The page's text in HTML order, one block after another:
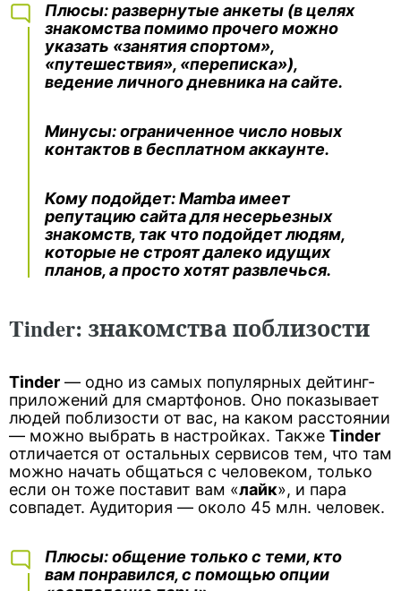
Плюсы: развернутые анкеты (в целях
знакомства помимо прочего можно
указать «занятия спортом»,
«путешествия», «переписка»),
ведение личного дневника на сайте.
Минусы:ограниченное число новых
контактов в бесплатном аккаунте.
Кому подойдет:Mambaимеет
репутацию сайта для несерьезных
знакомств, так что подойдет людям,
которые не строят далеко идущих
планов, а просто хотят развлечься.
Tinder: знакомства поблизости
Tinder — одно из самых популярных дейтинг-
приложений для смартфонов. Оно показывает
людей поблизости от вас, на каком расстоянии
— можно выбрать в настройках. Также Tinder
отличается от остальных сервисов тем, что там
можно начать общаться с человеком, только
если он тоже поставит вам «лайк», и пара
совпадет. Аудитория — около 45 млн. человек.
Плюсы: общение только с теми, кто
вам понравился, с помощью опции